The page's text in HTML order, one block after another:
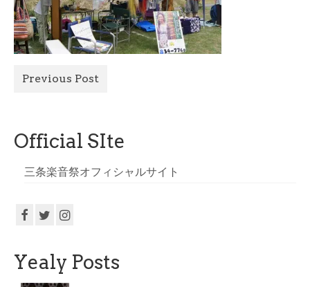
Previous Post
Official SIte
三条楽音祭オフィシャルサイト
Yealy Posts